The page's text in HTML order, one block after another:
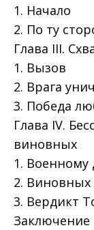
1. Начало
2. По ту
Глава III.
1. Вызов
2. Врага
3. Победа
Глава IV.
виновных
1. Военному
2. Виновных
3. Вердикт
Заключение